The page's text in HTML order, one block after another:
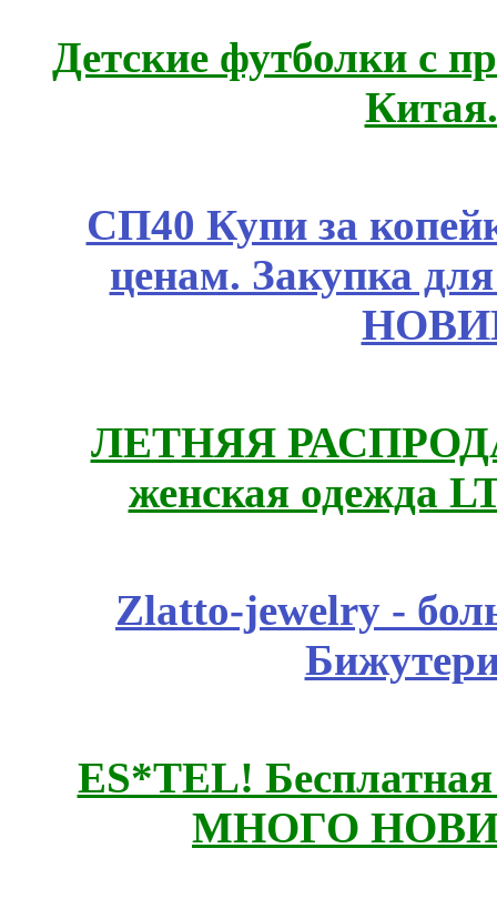
Детские футболки с
СП40 Купи за
ценам. Закупка
ЛЕТНЯЯ
женская одежда
Zlatto-jewelry -
ES*TEL!
МНОГО